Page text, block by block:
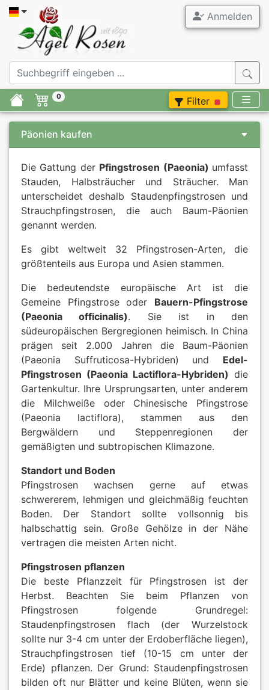
Anmelden
0 Filter
Päonien kaufen
Die Gattung der Pfingstrosen (Paeonia) umfasst
Stauden, Halbsträucher und Sträucher. Man
unterscheidet deshalb Staudenpfingstrosen und
Strauchpfingstrosen, die auch Baum-Päonien
genannt werden.
Es gibt weltweit 32 Pfingstrosen-Arten, die
größtenteils aus Europa und Asien stammen.
Die bedeutendste europäische Art ist die
Gemeine Pfingstrose oder Bauern-Pfingstrose
(Paeonia officinalis). Sie ist in den
südeuropäischen Bergregionen heimisch. In China
prägen seit 2.000 Jahren die Baum-Päonien
(Paeonia Suffruticosa-Hybriden) und Edel-
Pfingstrosen (Paeonia Lactiflora-Hybriden) die
Gartenkultur. Ihre Ursprungsarten, unter anderem
die Milchweiße oder Chinesische Pfingstrose
(Paeonia lactiflora), stammen aus den
Bergwäldern und Steppenregionen der
gemäßigten und subtropischen Klimazone.
Standort und Boden
Pfingstrosen wachsen gerne auf etwas
schwererem, lehmigen und gleichmäßig feuchten
Boden. Der Standort sollte vollsonnig bis
halbschattig sein. Große Gehölze in der Nähe
vertragen die meisten Arten nicht.
Pfingstrosen pflanzen
Die beste Pflanzzeit für Pfingstrosen ist der
Herbst. Beachten Sie beim Pflanzen von
Pfingstrosen folgende Grundregel:
Staudenpfingstrosen flach (der Wurzelstock
sollte nur 3-4 cm unter der Erdoberfläche liegen),
Strauchpfingstrosen tief (10-15 cm unter der
Erde) pflanzen. Der Grund: Staudenpfingstrosen
bilden oft nur Blätter und keine Blüten, wenn sie